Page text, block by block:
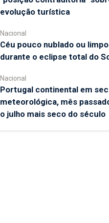
evolução turística
Nacional
Céu pouco nublado ou limpo
durante o eclipse total do
Nacional
Portugal continental em
meteorológica, mês
o julho mais seco do século